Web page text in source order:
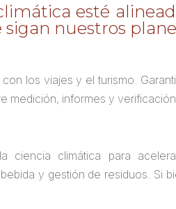
esté
nuestros
los viajes y el turismo.
medición, informes y
ciencia climática para
y gestión de residuos. Si